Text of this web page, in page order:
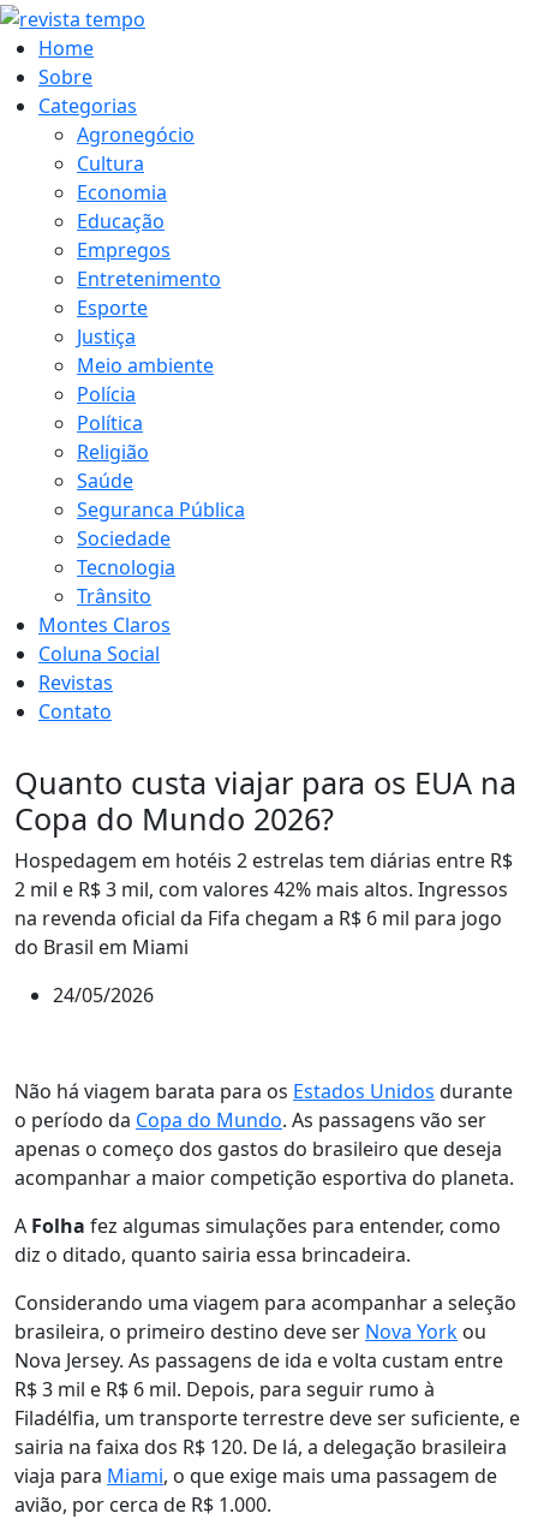
Home
Sobre
Categorias
Agronegócio
Cultura
Economia
Educação
Empregos
Entretenimento
Esporte
Justiça
Meio ambiente
Polícia
Política
Religião
Saúde
Seguranca Pública
Sociedade
Tecnologia
Trânsito
Montes Claros
Coluna Social
Revistas
Contato
Quanto custa viajar para os EUA na
Copa do Mundo 2026?
Hospedagem em hotéis 2 estrelas tem diárias entre R$
2 mil e R$ 3 mil, com valores 42% mais altos. Ingressos
na revenda oficial da Fifa chegam a R$ 6 mil para jogo
do Brasil em Miami
24/05/2026
Não há viagem barata para os Estados Unidos durante
o período da Copa do Mundo. As passagens vão ser
apenas o começo dos gastos do brasileiro que deseja
acompanhar a maior competição esportiva do planeta.
A Folha fez algumas simulações para entender, como
diz o ditado, quanto sairia essa brincadeira.
Considerando uma viagem para acompanhar a seleção
brasileira, o primeiro destino deve ser Nova York ou
Nova Jersey. As passagens de ida e volta custam entre
R$ 3 mil e R$ 6 mil. Depois, para seguir rumo à
Filadélfia, um transporte terrestre deve ser suficiente, e
sairia na faixa dos R$ 120. De lá, a delegação brasileira
viaja para Miami, o que exige mais uma passagem de
avião, por cerca de R$ 1.000.